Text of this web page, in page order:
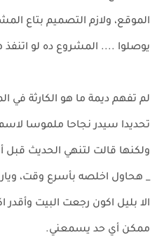
الموقع، ولازم التصميم بتاع
يوصلوا .... المشروع ده لو اتنفذ
لم تفهم ديمة ما هو الكارثة في
تحديدا سيدر نجاحا ملموسا
ولكنها قالت لتنهي الحديث قبل
_ هحاول اخلصه بأسرع وقت،
الا بليل اكون رجعت البيت وأقدر
ممكن أي حد يسمعني.